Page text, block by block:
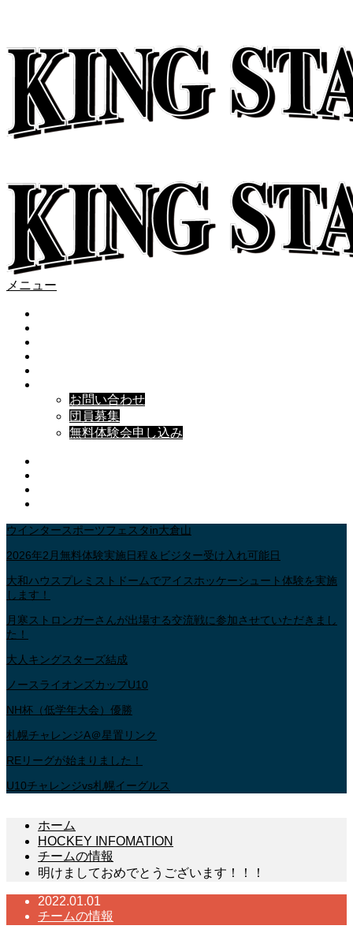
メニュー
お問い合わせ
団員募集
無料体験会申し込み
ウインタースポーツフェスタin大倉山
2026年2月無料体験実施日程＆ビジター受け入れ可能日
大和ハウスプレミストドームでアイスホッケーシュート体験を実施
します！
月寒ストロンガーさんが出場する交流戦に参加させていただきまし
た！
大人キングスターズ結成
ノースライオンズカップU10
NH杯（低学年大会）優勝
札幌チャレンジA＠星置リンク
REリーグが始まりました！
U10チャレンジvs札幌イーグルス
ホーム
HOCKEY INFOMATION
チームの情報
明けましておめでとうございます！！！
2022.01.01
チームの情報